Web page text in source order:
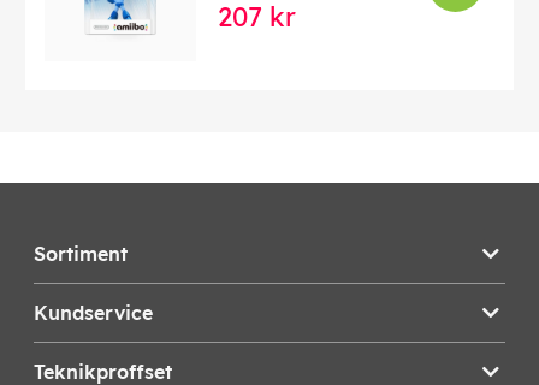
207 kr
Sortiment
Kundservice
Teknikproffset